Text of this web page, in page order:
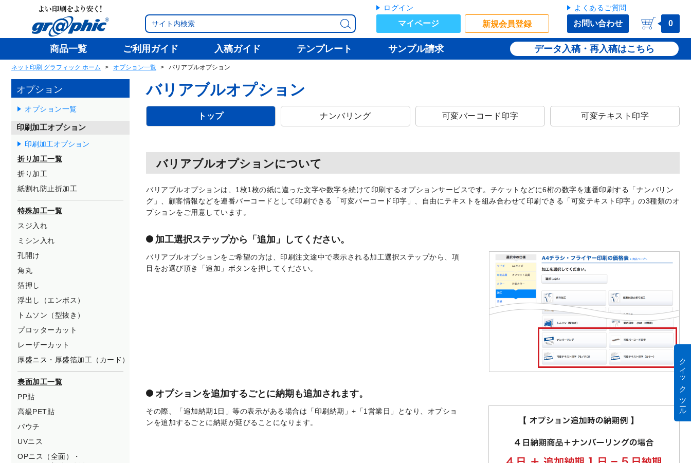
ログイン
マイページ 新規会員登録
よくあるご質問
お問い合わせ 0
商品一覧 ご利用ガイド 入稿ガイド テンプレート サンプル請求 データ入稿・再入稿
ネット印刷 グラフィック ホーム オプション一覧 バリアブルオプション
オプション
オプション一覧
印刷加工オプション
印刷加工オプション
折り加工一覧
折り加工
紙割れ防止折加工
特殊加工一覧
スジ入れ
ミシン入れ
孔開け
角丸
箔押し
浮出し（エンボス）
トムソン（型抜き）
プロッターカット
レーザーカット
厚盛ニス・厚盛箔加工（カード）
表面加工一覧
PP貼
高級PET貼
パウチ
UVニス
OPニス（全面）・
バリアブルオプション
トップ ナンバリング 可変バーコード印字 可変テキスト印字
バリアブルオプションについて
バリアブルオプションは、1枚1枚の紙に違った文字や数字を続けて印刷するオプションサービスです。チケットなどに6桁の数字を連番印刷する「ナンバリン
グ」、顧客情報などを連番バーコードとして印刷できる「可変バーコード印字」、自由にテキストを組み合わせて印刷できる「可変テキスト印字」の3種類のオ
プションをご用意しています。
加工選択ステップから「追加」してください。
バリアブルオプションをご希望の方は、印刷注文途中で表示される加工選択ステップから、項
目をお選び頂き「追加」ボタンを押してください。
オプションを追加するごとに納期も追加されます。
その際、「追加納期1日」等の表示がある場合は「印刷納期」+「1営業日」となり、オプショ
ンを追加するごとに納期が延びることになります。
クイック ツール